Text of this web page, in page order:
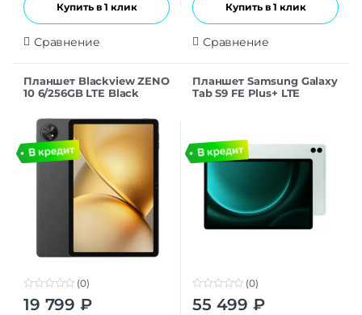
Купить в 1 клик
Сравнение
Купить в 1 клик
Сравнение
Планшет Blackview ZENO
10 6/256GB LTE Black
0
(0)
19 799 ₽
Планшет Samsung Galaxy
Tab S9 FE Plus+ LTE
0
o
(0)
55 499 ₽